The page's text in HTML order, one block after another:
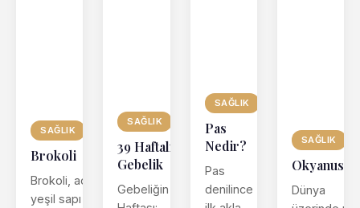
SAĞLIK
Brokoli
Brokoli, açık
yeşil sapı ve
SAĞLIK
39 Haftalık
Gebelik
Gebeliğin 39.
SAĞLIK
Pas
Nedir?
Pas
denilince
SAĞLIK
Okyanuslar
Dünya